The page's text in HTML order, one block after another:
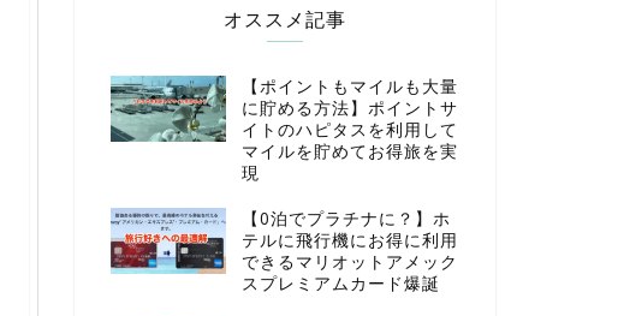
オススメ記事
【ポイントもマイルも大量
に貯める方法】ポイントサ
イトのハピタスを利用して
マイルを貯めてお得旅を実
現
【0泊でプラチナに？】ホ
テルに飛行機にお得に利用
できるマリオットアメック
スプレミアムカード爆誕